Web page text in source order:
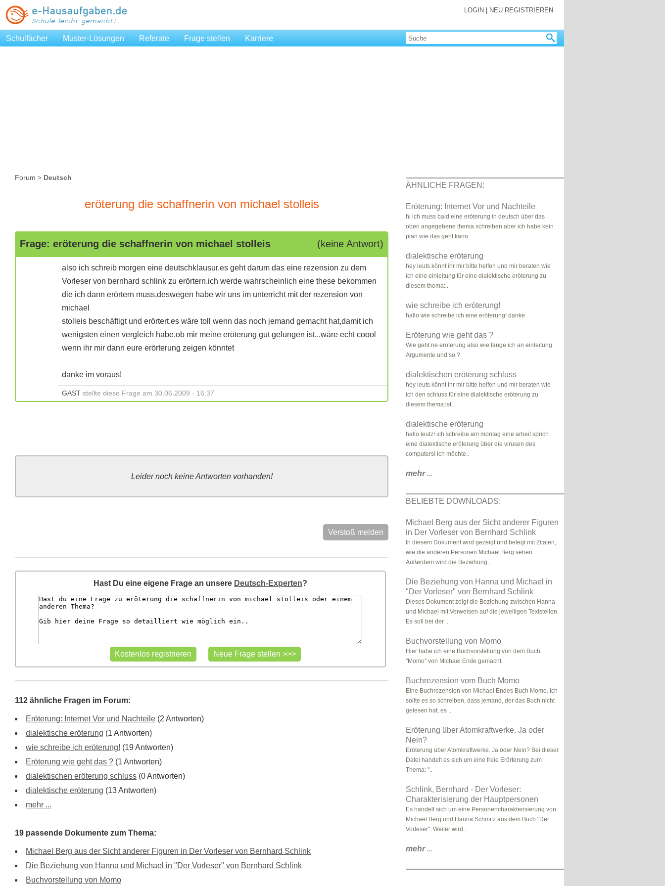
LOGIN NEU REGISTRIEREN
Schulfächer Muster-Lösungen Referate Frage stellen Karriere
Forum > Deutsch
eröterung die schaffnerin von michael stolleis
Frage: eröterung die schaffnerin von michael stolleis (keine Antwort)
also ich schreib morgen eine deutschklausur.es geht darum das eine rezension zu dem
Vorleser von bernhard schlink zu erörtern.ich werde wahrscheinlich eine these bekommen
die ich dann erörtern muss,deswegen habe wir uns im unterricht mit der rezension von
michael
stolleis beschäftigt und erörtert.es wäre toll wenn das noch jemand gemacht hat,damit ich
wenigsten einen vergleich habe,ob mir meine eröterung gut gelungen ist...wäre echt coool
wenn ihr mir dann eure erörterung zeigen könntet
danke im voraus!
GAST stellte diese Frage am 30.06.2009 - 16:37
Leider noch keine Antworten vorhanden!
Verstoß melden
Hast Du eine eigene Frage an unsere Deutsch-Experten?
112 ähnliche Fragen im Forum:
Eröterung: Internet Vor und Nachteile (2 Antworten)
dialektische eröterung (1 Antworten)
wie schreibe ich eröterung! (19 Antworten)
Eröterung wie geht das ? (1 Antworten)
dialektischen eröterung schluss (0 Antworten)
dialektische eröterung (13 Antworten)
mehr ...
19 passende Dokumente zum Thema:
Michael Berg aus der Sicht anderer Figuren in Der Vorleser von Bernhard Schlink
Die Beziehung von Hanna und Michael in "Der Vorleser" von Bernhard Schlink
Buchvorstellung von Momo
ÄHNLICHE FRAGEN:
Eröterung: Internet Vor und Nachteile
hi ich muss bald eine eröterung in deutsch über das
oben angegebene thema schreiben aber ich habe kein
plan wie das geht kann..
dialektische eröterung
hey leuts könnt ihr mir bitte helfen und mir beraten wie
ich eine einleitung für eine dialektische eröterung zu
diesem thema:..
wie schreibe ich eröterung!
hallo wie schreibe ich eine eröterung! danke
Eröterung wie geht das ?
Wie geht ne eröterung also wie fange ich an einleitung
Argumente und so ?
dialektischen eröterung schluss
hey leuts könnt ihr mir bitte helfen und mir beraten wie
ich den schluss für eine dialektische eröterung zu
diesem thema:ist ..
dialektische eröterung
hallo leutz! ich schreibe am montag eine arbeit sprich
eine dialektische eröterung über die virusen des
computers! ich möchte..
mehr...
BELIEBTE DOWNLOADS:
Michael Berg aus der Sicht anderer Figuren
in Der Vorleser von Bernhard Schlink
In diesem Dokument wird gezeigt und belegt mit Zitaten,
wie die anderen Personen Michael Berg sehen.
Außerdem wird die Beziehung..
Die Beziehung von Hanna und Michael in
"Der Vorleser" von Bernhard Schlink
Dieses Dokument zeigt die Beziehung zwischen Hanna
und Michael mit Verweisen auf die jeweiligen Textstellen.
Es soll bei der ..
Buchvorstellung von Momo
Hier habe ich eine Buchvorstellung von dem Buch
"Momo" von Michael Ende gemacht.
Buchrezension vom Buch Momo
Eine Buchrezension von Michael Endes Buch Momo. Ich
sollte es so schreiben, dass jemand, der das Buch nicht
gelesen hat, es ..
Eröterung über Atomkraftwerke. Ja oder
Nein?
Eröterung über Atomkraftwerke. Ja oder Nein? Bei dieser
Datei handelt es sich um eine freie Erörterung zum
Thema: "..
Schlink, Bernhard - Der Vorleser:
Charakterisierung der Hauptpersonen
Es handelt sich um eine Personencharakterisierung von
Michael Berg und Hanna Schmitz aus dem Buch "Der
Vorleser". Weiter wird ..
mehr...